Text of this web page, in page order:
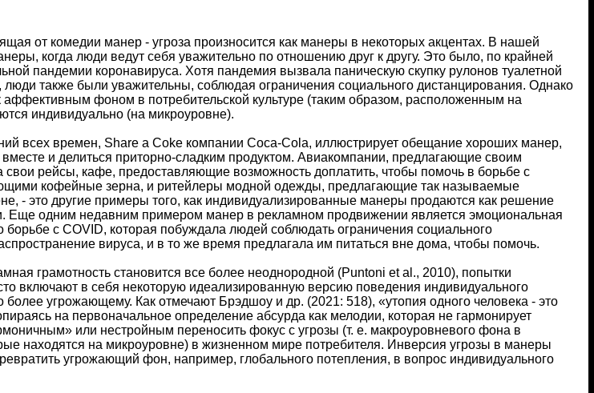
от комедии манер - угроза произносится как манеры в некоторых акцентах. В нашей
когда люди ведут себя уважительно по отношению друг к другу. Это было, по крайней
пандемии коронавируса. Хотя пандемия вызвала паническую скупку рулонов туалетной
также были уважительны, соблюдая ограничения социального дистанцирования. Однако
аффективным фоном в потребительской культуре (таким образом, расположенным на
индивидуально (на микроуровне).
всех времен, Share a Coke компании Coca-Cola, иллюстрирует обещание хороших манер,
и делиться приторно-сладким продуктом. Авиакомпании, предлагающие своим
рейсы, кафе, предоставляющие возможность доплатить, чтобы помочь в борьбе с
кофейные зерна, и ритейлеры модной одежды, предлагающие так называемые
- это другие примеры того, как индивидуализированные манеры продаются как решение
Еще одним недавним примером манер в рекламном продвижении является эмоциональная
борьбе с COVID, которая побуждала людей соблюдать ограничения социального
вируса, и в то же время предлагала им питаться вне дома, чтобы помочь.
грамотность становится все более неоднородной (Puntoni et al., 2010), попытки
включают в себя некоторую идеализированную версию поведения индивидуального
более угрожающему. Как отмечают Брэдшоу и др. (2021: 518), «утопия одного человека - это
на первоначальное определение абсурда как мелодии, которая не гармонирует
или нестройным переносить фокус с угрозы (т. е. макроуровневого фона в
находятся на микроуровне) в жизненном мире потребителя. Инверсия угрозы в манеры
угрожающий фон, например, глобального потепления, в вопрос индивидуального